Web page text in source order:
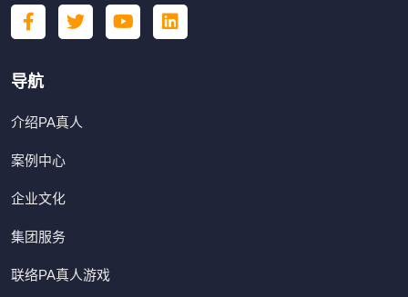
导航
介绍PA真人
案例中心
企业文化
集团服务
联络PA真人游戏